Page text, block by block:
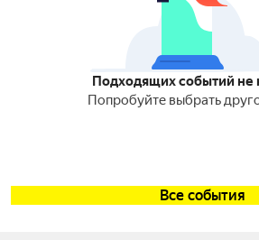
Подходящих событий не
Попробуйте выбрать
Все события